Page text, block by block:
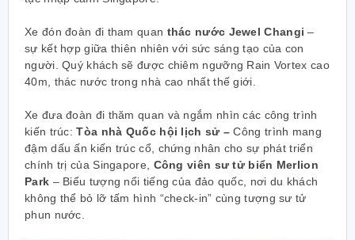
Xe đón đoàn đi tham quan thác nước Jewel Changi –
sự kết hợp giữa thiên nhiên với sức sáng tạo của con
người. Quý khách sẽ được chiêm ngưỡng Rain Vortex cao
40m, thác nước trong nhà cao nhất thế giới.
Xe đưa đoàn đi thăm quan và ngắm nhìn các công trình
kiến trúc:Tòa nhà Quốc hội lịch sử –Công trình mang
đậm dấu ấn kiến trúc cổ, chứng nhân cho sự phát triển
chính trị của Singapore, Công viên sư tử biển Merlion
Park – Biểu tượng nổi tiếng của đảo quốc, nơi du khách
không thể bỏ lỡ tấm hình “check-in” cùng tượng sư tử
phun nước.